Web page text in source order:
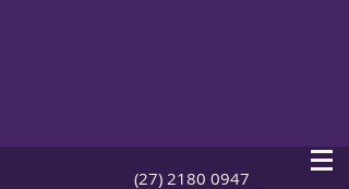
(27) 2180 0947